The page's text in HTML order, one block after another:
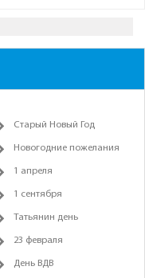
Старый Новый Год
Новогодние пожелания
1 апреля
1 сентября
Татьянин день
23 февраля
День ВДВ